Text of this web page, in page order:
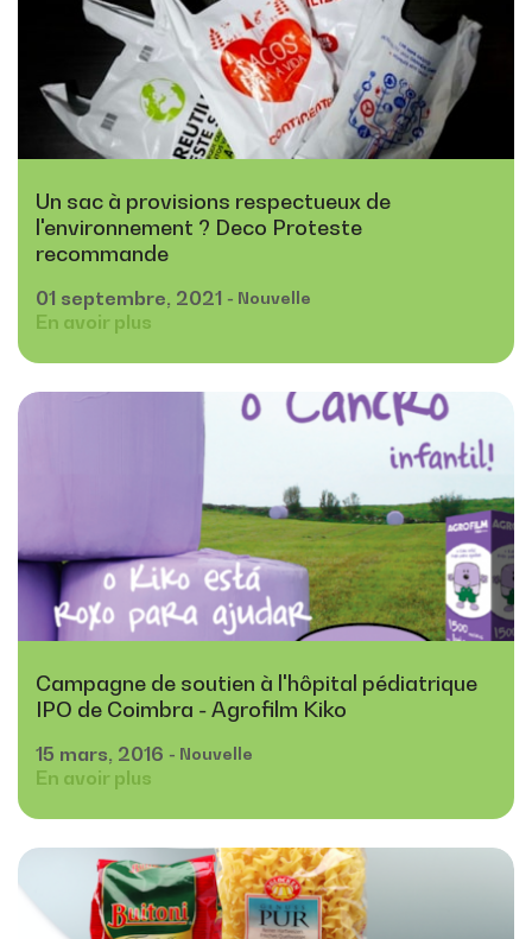
Un sac à provisions respectueux de
l'environnement ? Deco Proteste
recommande
01 septembre, 2021 - Nouvelle
En avoir plus
Campagne de soutien à l'hôpital pédiatrique
IPO de Coimbra - Agrofilm Kiko
15 mars, 2016 - Nouvelle
En avoir plus